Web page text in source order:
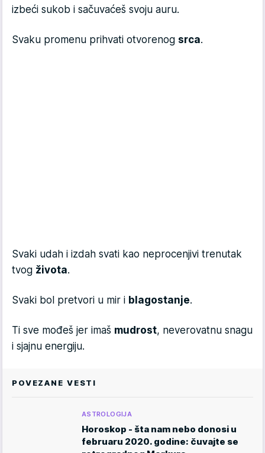
izbeći sukob i sačuvaćeš svoju auru.
Svaku promenu prihvati otvorenog srca.
Svaki udah i izdah svati kao neprocenjivi trenutak
tvog života.
Svaki bol pretvori u mir i blagostanje.
Ti sve mođeš jer imaš mudrost, neverovatnu snagu
i sjajnu energiju.
POVEZANE VESTI
ASTROLOGIJA
Horoskop - šta nam nebo donosi u
februaru 2020. godine: čuvajte se